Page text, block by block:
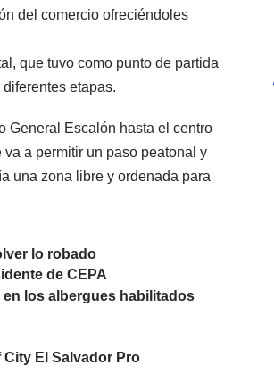
del comercio ofreciéndoles
que tuvo como punto de partida
etapas.
General Escalón hasta el centro
a permitir un paso peatonal y
una zona libre y ordenada para
lo robado
de CEPA
los albergues habilitados
El Salvador Pro